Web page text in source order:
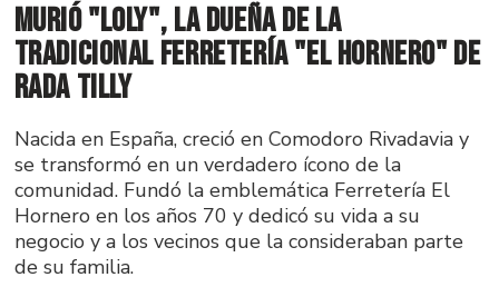
Murió "Loly", la dueña de la
tradicional ferretería "El Hornero" de
Rada Tilly
Nacida en España, creció en Comodoro Rivadavia y
se transformó en un verdadero ícono de la
comunidad. Fundó la emblemática Ferretería El
Hornero en los años 70 y dedicó su vida a su
negocio y a los vecinos que la consideraban parte
de su familia.